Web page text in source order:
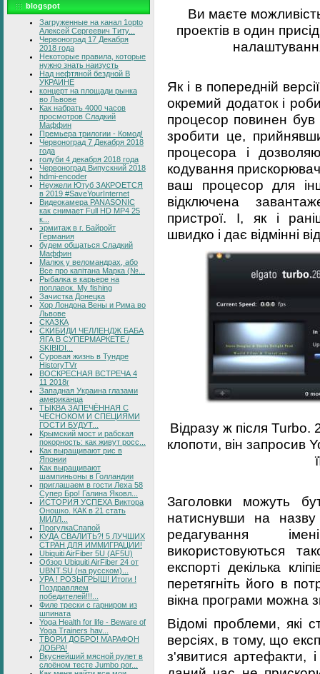
blogspot
Загруженные на канал 1opto
Алексей Сергеевич Титу...
Червоноград 17 Декабря
2018 года
Некоторые правила, которые
нужно знать наизусть
Над нефтяной бездной В
УКРАИНЕ
концерт на площади рынка
во Львове
Как набрать 4000 часов
просмотров Сладкий
Маффин
Премьера трилогии - Комод!
Червоноград 7 Декабря 2018
года
голуби 4 декабря 2018 года
Червоноград Випускний 2018
hdmi-encoder
Неужели Ютуб ЗАКРОЕТСЯ
в 2019 #SaveYourInternet
Видеокамера PANASONIC
как снимает Full HD MP4 25
к...
эрмитаж в г. Байройт
Германия
будем общаться Сладкий
Маффин
Малюк у веломандрах, або
Все про капітана Марка (№...
Рыбалка в карьере на
поплавок. My fishing
Зачистка Донецка
Хор Лондона Вены и Рима во
Львове
СКАЗКА
СКИБИДИ ЧЕЛЛЕНДЖ БАБА
ЯГА В СУПЕРМАРКЕТЕ /
SKIBIDI...
Суровая жизнь в Тундре
HistoryTVr
ВОСКРЕСНАЯ ВСТРЕЧА 4
11 2018г
Западная Украина глазами
американца
ТЫКВА ЗАПЕЧЁННАЯ С
ЧЕСНОКОМ И СПЕЦИЯМИ
ГОСТИ БУДУТ...
Крымский мост и рабская
покорность: как живут росс...
Как выращивают рис в
Японии
Как выращивают
шампиньоны в Голландии
приглашаем в гости Леха 58
Супер Бро! Галина Яковл...
ИСТОРИЯ УСПЕХА Виктора
Оношко. КАК в 21 стать
МИЛЛ...
ПрогулкаСпапой
КУДА СВАЛИТЬ?! 5 ЛУЧШИХ
СТРАН ДЛЯ ИММИГРАЦИИ!
Ubiquiti AirFiber 5U (AF5U)
Обзор Ubiquiti AirFiber 24 от
UBNT.SU (на русском)...
УРА ! РОЗЫГРЫШ! Итоги !
Поздравляем
победителей!!!...
Филе трески с гарниром из
шпината
Yoga Health for life - Beware of
Yoga Trainers hav...
ТВОРИ ДОБРО! МАРАФОН
ДОБРА!
Вкуснейший мясной рулет в
слоёном тесте Jumbo por...
Ви маєте
проектів в один
Як і в попередній
окремий додаток і
процесор повинен
зробити це,
процесора і
кодування
ваш процесор для
відключена
пристрої. І, як і
швидко і дає відмінні
Відразу ж після Turbo.
клопоти, він запросив
Заголовки можуть
натиснувши на
редагування
використовуються
експорті декілька
перетягніть його в
вікна програми можна
Відомі проблеми, які
версіях, в тому, що
з'явитися артефакти,